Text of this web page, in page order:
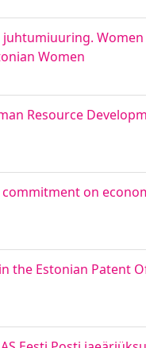
juhtumiuuring. Women
Women
Resource
on
the Estonian Patent